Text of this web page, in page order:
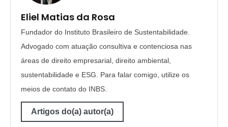
Eliel Matias da Rosa
Fundador do Instituto Brasileiro de Sustentabilidade.
Advogado com atuação consultiva e contenciosa nas
áreas de direito empresarial, direito ambiental,
sustentabilidade e ESG. Para falar comigo, utilize os
meios de contato do INBS.
Artigos do(a) autor(a)